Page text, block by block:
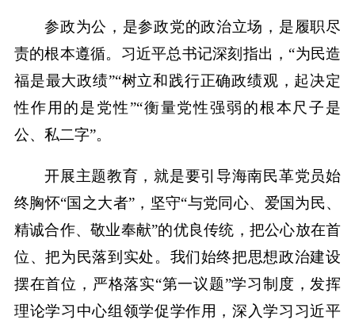
参政为公，是参政党的政治立场，是履职尽
责的根本遵循。习近平总书记深刻指出，“为民造
福是最大政绩”“树立和践行正确政绩观，起决定
性作用的是党性”“衡量党性强弱的根本尺子是
公、私二字”。
开展主题教育，就是要引导海南民革党员始
终胸怀“国之大者”，坚守“与党同心、爱国为民、
精诚合作、敬业奉献”的优良传统，把公心放在首
位、把为民落到实处。我们始终把思想政治建设
摆在首位，严格落实“第一议题”学习制度，发挥
理论学习中心组领学促学作用，深入学习习近平